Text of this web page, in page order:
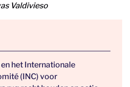
Valdivieso
het Internationale
(INC) voor